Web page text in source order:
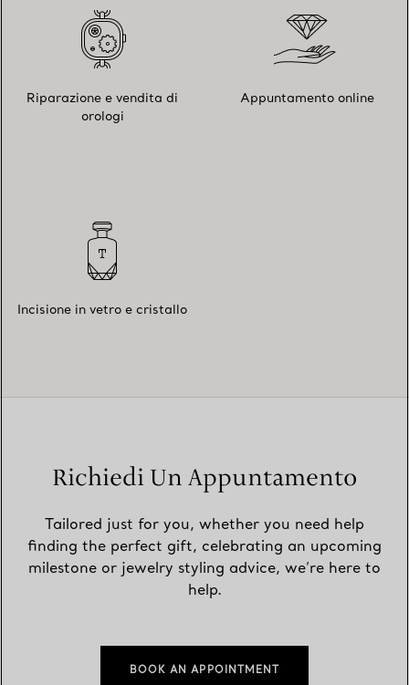
Riparazione e vendita di
orologi
Appuntamento online
Incisione in vetro e cristallo
Richiedi Un Appuntamento
Tailored just for you, whether you need help
finding the perfect gift, celebrating an upcoming
milestone or jewelry styling advice, we’re here to
help.
BOOK AN APPOINTMENT